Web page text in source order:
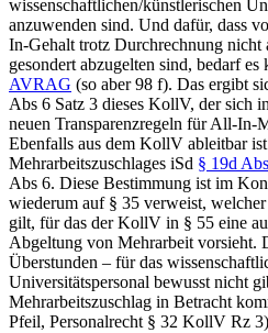
wissenschaftlichen/künstlerischen
anzuwenden sind. Und dafür, dass
In-Gehalt trotz Durchrechnung nicht
gesondert abzugelten sind, bedarf es
AVRAG (so aber 98 f). Das ergibt
Abs 6 Satz 3 dieses KollV, der sich
neuen Transparenzregeln für All-In-
Ebenfalls aus dem KollV ableitbar
Mehrarbeitszuschlages iSd § 19d
Abs 6. Diese Bestimmung ist im
wiederum auf § 35 verweist,
gilt, für das der KollV in § 55 eine
Abgeltung von Mehrarbeit vorsieht.
Überstunden – für das
Universitätspersonal bewusst nicht
Mehrarbeitszuschlag in Betracht
Pfeil, Personalrecht § 32 KollV Rz